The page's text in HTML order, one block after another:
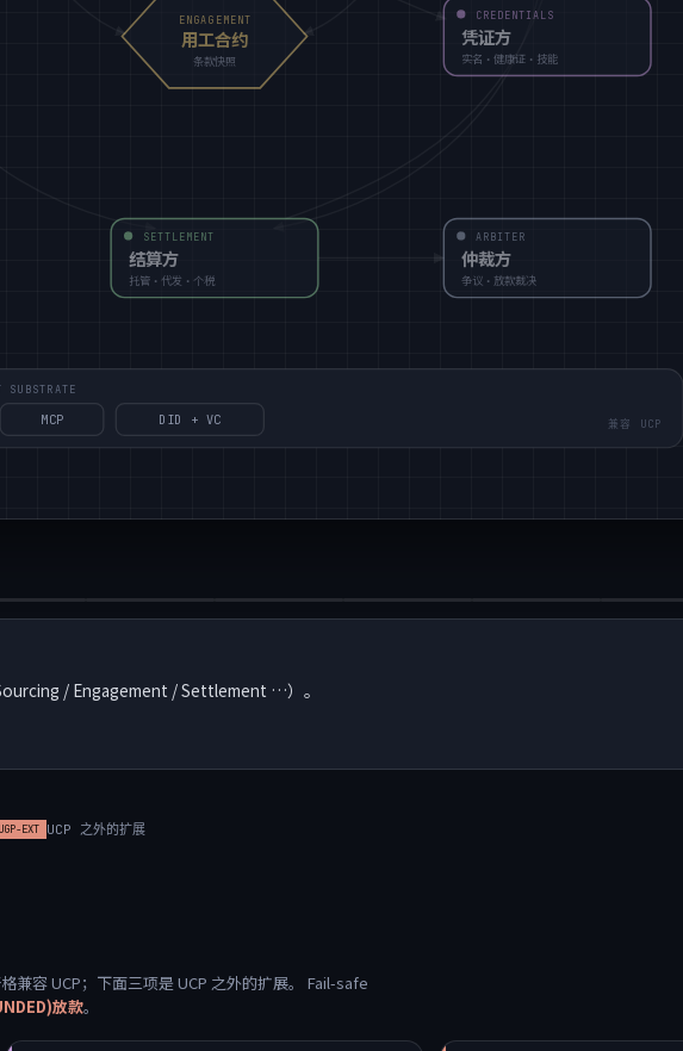
CREDENTIALS
凭证方
实名·健康证·技能
ENGAGEMENT
用工合约
条款快照
SETTLEMENT
结算方
托管·代发·个税
ARBITER
仲裁方
争议·放款裁决
MCP DID + VC 兼容 UCP
/ Engagement / Settlement …）。
UGP-EXT UCP 之外的扩展
兼容 UCP；下面三项是 UCP 之外的扩展。 Fail-safe
放款。